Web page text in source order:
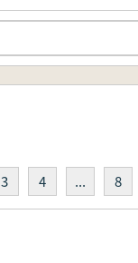
3 4 ... 8